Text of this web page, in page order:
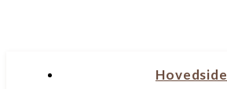
Hovedside